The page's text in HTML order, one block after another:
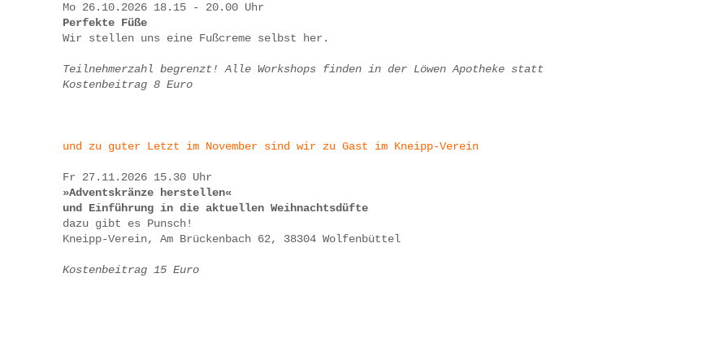
Mo 26.10.2026 18.15 - 20.00 Uhr
Perfekte Füße
Wir stellen uns eine Fußcreme selbst her.
Teilnehmerzahl begrenzt! Alle Workshops finden in der Löwen Apotheke statt
Kostenbeitrag 8 Euro
und zu guter Letzt im November sind wir zu Gast im Kneipp-Verein
Fr 27.11.2026 15.30 Uhr
»Adventskränze herstellen«
und Einführung in die aktuellen Weihnachtsdüfte
dazu gibt es Punsch!
Kneipp-Verein, Am Brückenbach 62, 38304 Wolfenbüttel
Kostenbeitrag 15 Euro